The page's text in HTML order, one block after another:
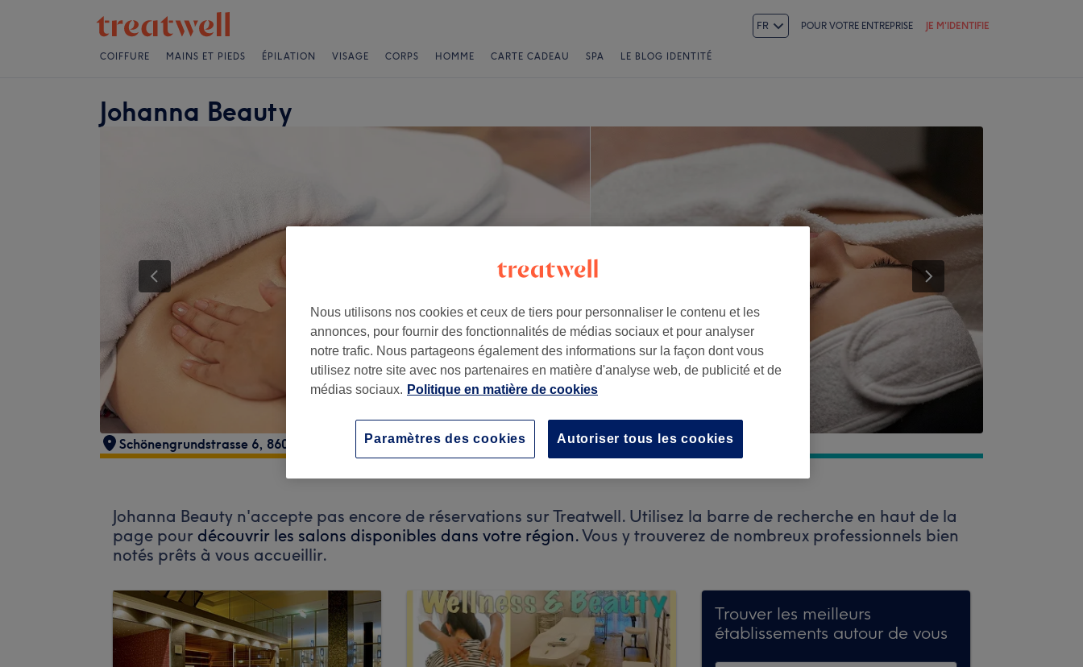
FR POUR VOTRE ENTREPRISE JE M'IDENTIFIE
COIFFURE MAINS ET PIEDS ÉPILATION VISAGE CORPS HOMME CARTE CADEAU SPA LE BLOG IDENTITÉ
Johanna Beauty
Schönengrundstrasse 6, 8600 Dübendorf, Schweiz
Johanna Beauty n'accepte pas encore de réservations sur Treatwell. Utilisez la barre de recherche en haut de la
page pour découvrir les salons disponibles dans votre région.Vous y trouverez de nombreux professionnels bien
notés prêts à vous accueillir.
Trouver les meilleurs
établissements autour de vous
Nous utilisons nos cookies et ceux de tiers pour personnaliser le contenu et les
annonces, pour fournir des fonctionnalités de médias sociaux et pour analyser
notre trafic. Nous partageons également des informations sur la façon dont vous
utilisez notre site avec nos partenaires en matière d'analyse web, de publicité et de
médias sociaux. Politique en matière de cookies
Autoriser tous les cookies
Paramètres des cookies